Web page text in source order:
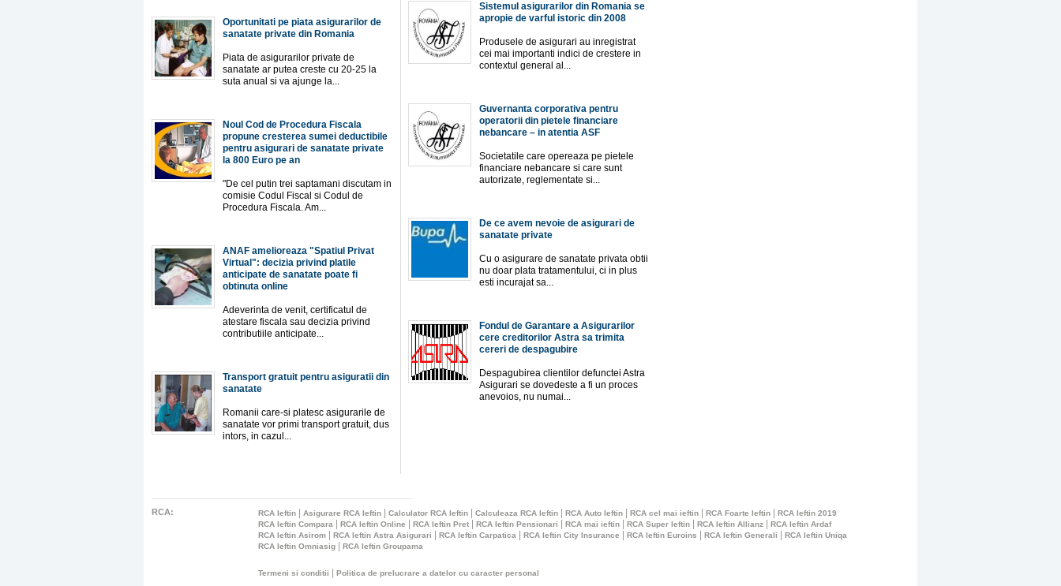
Oportunitati pe piata asigurarilor de
sanatate private din Romania
Piata de asigurarilor private de
sanatate ar putea creste cu 20-25 la
suta anual si va ajunge la...
Noul Cod de Procedura Fiscala
propune cresterea sumei deductibile
pentru asigurari de sanatate private
la 800 Euro pe an
"De cel putin trei saptamani discutam in
comisie Codul Fiscal si Codul de
Procedura Fiscala. Am...
ANAF amelioreaza "Spatiul Privat
Virtual": decizia privind platile
anticipate de sanatate poate fi
obtinuta online
Adeverinta de venit, certificatul de
atestare fiscala sau decizia privind
contributiile anticipate...
Transport gratuit pentru asiguratii din
sanatate
Romanii care-si platesc asigurarile de
sanatate vor primi transport gratuit, dus
intors, in cazul...
Sistemul asigurarilor din Romania se
apropie de varful istoric din 2008
Produsele de asigurari au inregistrat
cei mai importanti indici de crestere in
contextul general al...
Guvernanta corporativa pentru
operatorii din pietele financiare
nebancare – in atentia ASF
Societatile care opereaza pe pietele
financiare nebancare si care sunt
autorizate, reglementate si...
De ce avem nevoie de asigurari de
sanatate private
Cu o asigurare de sanatate privata obtii
nu doar plata tratamentului, ci in plus
esti incurajat sa...
Fondul de Garantare a Asigurarilor
cere creditorilor Astra sa trimita
cereri de despagubire
Despagubirea clientilor defunctei Astra
Asigurari se dovedeste a fi un proces
anevoios, nu numai...
RCA: RCA Ieftin Asigurare RCA Ieftin Calculator RCA Ieftin Calculeaza RCA Ieftin RCA Auto Ieftin RCA cel mai ieftin RCA Foarte Ieftin
RCA Ieftin 2019
RCA Ieftin Compara
RCA Ieftin Online RCA Ieftin Pret RCA Ieftin Pensionari RCA mai ieftin RCA Super Ieftin RCA Ieftin Allianz
RCA Ieftin Ardaf
RCA Ieftin Asirom
RCA Ieftin Astra Asigurari RCA Ieftin Carpatica RCA Ieftin City Insurance RCA Ieftin Euroins RCA Ieftin Generali
RCA Ieftin Uniqa
RCA Ieftin Omniasig
RCA Ieftin Groupama
Termeni si conditii Politica de prelucrare a datelor cu caracter personal